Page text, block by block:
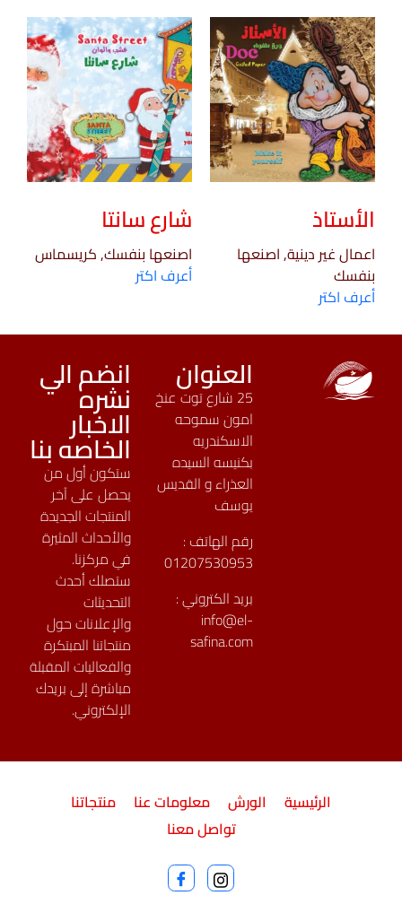
الأستاذ
اعمال غير دينية, اصنعها
بنفسك
أعرف اكتر
شارع سانتا
اصنعها بنفسك, كريسماس
أعرف اكتر
العنوان
25 شارع توت عنخ
امون سموحه
الاسكندريه
بكنيسه السيده
العذراء و القديس
يوسف
رقم الهاتف :
01207530953
بريد الكتروني :
info@el-
safina.com
انضم الي
نشره
الاخبار
الخاصه بنا
ستكون أول من
يحصل على آخر
المنتجات الجديدة
والأحداث المثيرة
في مركزنا.
ستصلك أحدث
التحديثات
والإعلانات حول
منتجاتنا المبتكرة
والفعاليات المقبلة
مباشرة إلى بريدك
الإلكتروني.
الرئيسية الورش معلومات عنا
منتجاتنا
تواصل معنا